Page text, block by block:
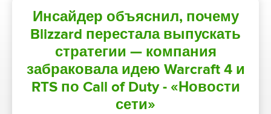
Инсайдер объяснил, почему
Blizzard перестала выпускать
стратегии — компания
забраковала идею Warcraft 4 и
RTS по Call of Duty - «Новости
сети»